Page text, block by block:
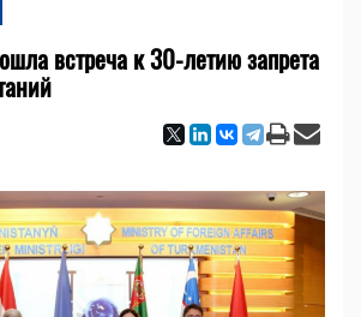
встреча к 30-летию запрета